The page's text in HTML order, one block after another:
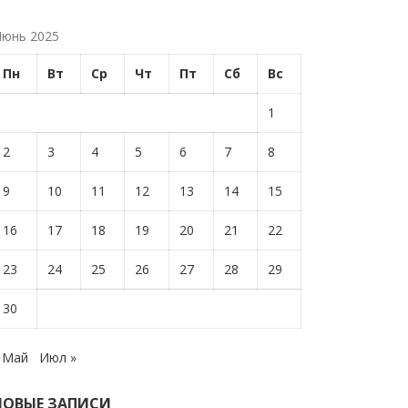
2025
Пн Вт Ср Чт Пт Сб Вс
1
2 3 4 5 6 7 8
9 10 11 12 13 14 15
16 17 18 19 20 21 22
23 24 25 26 27 28 29
30
Май Июл »
ЗАПИСИ